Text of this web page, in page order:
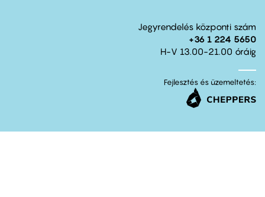
Jegyrendelés központi szám
+36 1 224 5650
H-V 13.00-21.00 óráig
Fejlesztés és üzemeltetés: